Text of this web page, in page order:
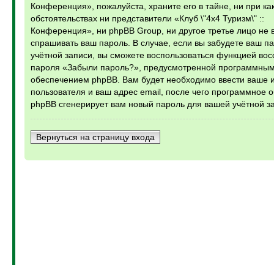
Конференция», пожалуйста, храните его в тайне, ни при
обстоятельствах ни представители «Клуб \"4х4 Туризм\" ::
Конференция», ни phpBB Group, ни другое третье лицо не
спрашивать ваш пароль. В случае, если вы забудете ваш
учётной записи, вы сможете воспользоваться функцией
пароля «Забыли пароль?», предусмотренной
обеспечением phpBB. Вам будет необходимо ввести ваше
пользователя и ваш адрес email, после чего программное
phpBB сгенерирует вам новый пароль для вашей учётной
Вернуться на страницу входа